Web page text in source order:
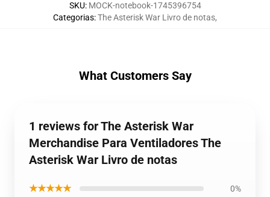
SKU: MOCK-notebook-1745396754
Categorias:The Asterisk War Livro de notas,
What Customers Say
1 reviews for The Asterisk War
Merchandise Para Ventiladores The
Asterisk War Livro de notas
★★★★★ 0%